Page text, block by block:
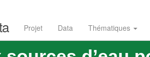
Projet Data Thématiques